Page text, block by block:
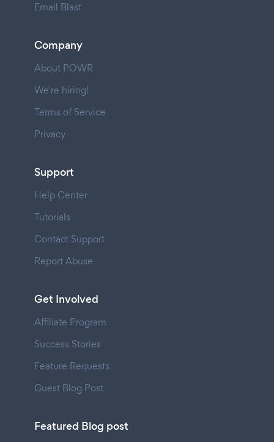
Email Blast
Company
About POWR
We're hiring!
Terms of Service
Privacy
Support
Help Center
Tutorials
Contact Support
Report Abuse
Get Involved
Affiliate Program
Success Stories
Feature Requests
Guest Blog Post
Featured Blog post